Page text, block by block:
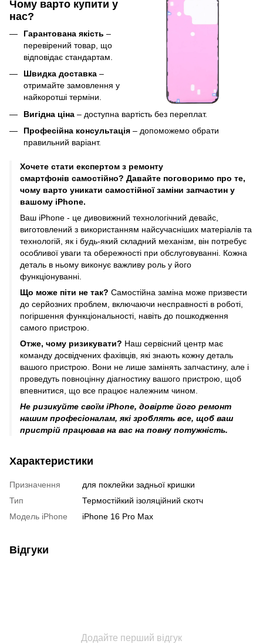
Чому варто купити у
нас?
Гарантована якість –
перевірений товар, що
відповідає стандартам.
Швидка доставка –
отримайте замовлення у
найкоротші терміни.
Вигідна ціна – доступна вартість без переплат.
Професійна консультація – допоможемо обрати
правильний варіант.
Хочете стати експертом з ремонту
смартфонів самостійно? Давайте поговоримо про те,
чому варто уникати самостійної заміни запчастин у
вашому iPhone.
Ваш iPhone - це дивовижний технологічний девайс,
виготовлений з використанням найсучасніших матеріалів та
технологій, як і будь-який складний механізм, він потребує
особливої уваги та обережності при обслуговуванні. Кожна
деталь в ньому виконує важливу роль у його
функціонуванні.
Що може піти не так? Самостійна заміна може призвести
до серйозних проблем, включаючи несправності в роботі,
погіршення функціональності, навіть до пошкодження
самого пристрою.
Отже, чому ризикувати? Наш сервісний центр має
команду досвідчених фахівців, які знають кожну деталь
вашого пристрою. Вони не лише замінять запчастину, але і
проведуть повноцінну діагностику вашого пристрою, щоб
впевнитися, що все працює належним чином.
Не ризикуйте своїм iPhone, довірте його ремонт
нашим професіоналам, які зроблять все, щоб ваш
пристрій працював на вас на повну потужність.
Характеристики
Призначення
для поклейки задньої кришки
Тип
Термостійкий ізоляційний скотч
Модель iPhone
iPhone 16 Pro Max
Відгуки
Додайте перший відгук